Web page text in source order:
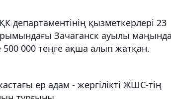
департаментінің қызметкерлері 23
Зачаганск ауылы
500 000 теңге ақша алып жатқан.
ер адам - жергілікті ЖШС-тің